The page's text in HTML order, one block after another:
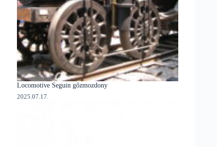
Locomotive Seguin gőzmozdony
2025.07.17.